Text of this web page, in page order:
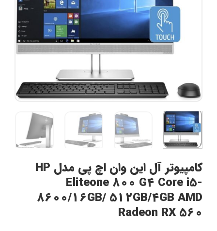
کامپیوتر آل این وان اچ پی مدل HP
Eliteone 800 G4 Core i5-
8600/16GB/ 512GB/4GB AMD
Radeon RX 560